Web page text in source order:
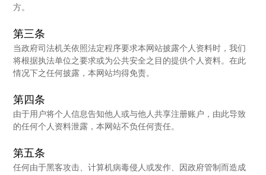
方。
第三条
当政府司法机关依照法定程序要求本网站披露个人资料时，我们
将根据执法单位之要求或为公共安全之目的提供个人资料。在此
情况下之任何披露，本网站均得免责。
第四条
由于用户将个人信息告知他人或与他人共享注册账户，由此导致
的任何个人资料泄露，本网站不负任何责任。
第五条
任何由于黑客攻击、计算机病毒侵人或发作、因政府管制而造成